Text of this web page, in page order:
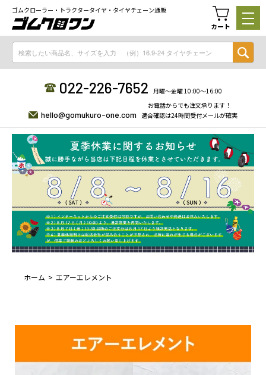
ゴムクローラー・トラクタータイヤ・タイヤチェーン通販
カート
022-226-7652 月曜〜金曜 10:00〜16:00
hello@gomukuro-one.com
お電話からでも注文承ります！
適合確認は24時間受付メールが確実
ホーム エアーエレメント